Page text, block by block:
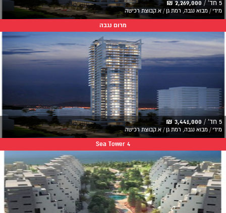
5 חד' / 2,269,000 ₪
מידי / מבוא נגבה, רמת גן / א.קבוצת רכישה
מרום נגבה
5 חד' / 3,441,000 ₪
מידי / מבוא נגבה, רמת גן / א.קבוצת רכישה
Sea Tower 4